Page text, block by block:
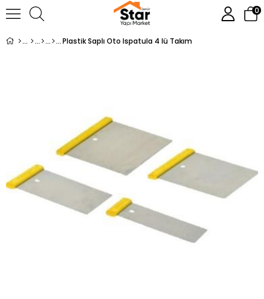
0
Plastik Saplı Oto Ispatula 4 lü Takım